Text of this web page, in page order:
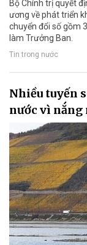
Bộ Chính trị quyết
ương về phát triển
chuyển đổi số gồm
làm Trưởng Ban.
Tin trong nước
Nhiều tuyến
nước vì nắng